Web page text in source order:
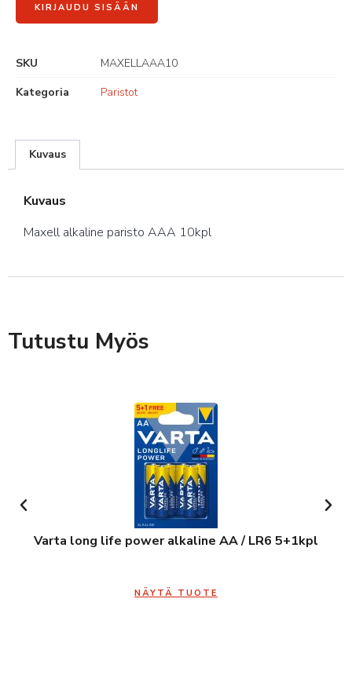
KIRJAUDU SISÄÄN
SKU
MAXELLAAA10
Kategoria
Paristot
Kuvaus
Kuvaus
Maxell alkaline paristo AAA 10kpl
Tutustu Myös
Varta long life power alkaline AA / LR6 5+1kpl
NÄYTÄ TUOTE